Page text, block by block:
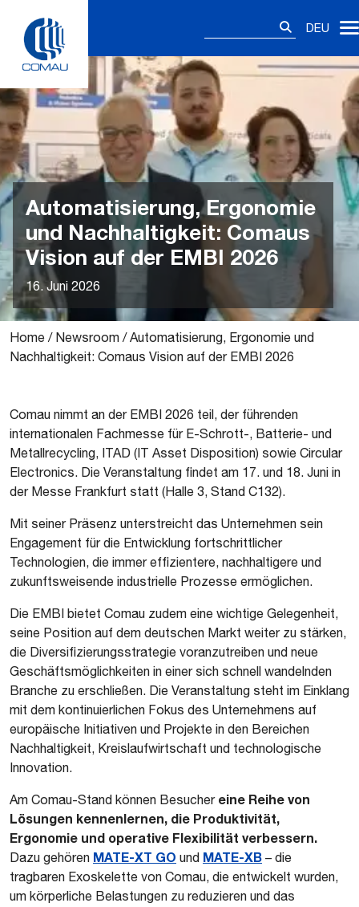
content
DEU
Automatisierung, Ergonomie
und Nachhaltigkeit: Comaus
Vision auf der EMBI 2026
16. Juni 2026
Home / Newsroom /Automatisierung, Ergonomie und
Nachhaltigkeit: Comaus Vision auf der EMBI 2026
Comau nimmt an der EMBI 2026 teil, der führenden
internationalen Fachmesse für E-Schrott-, Batterie- und
Metallrecycling, ITAD (IT Asset Disposition) sowie Circular
Electronics. Die Veranstaltung findet am 17. und 18. Juni in
der Messe Frankfurt statt (Halle 3, Stand C132).
Mit seiner Präsenz unterstreicht das Unternehmen sein
Engagement für die Entwicklung fortschrittlicher
Technologien, die immer effizientere, nachhaltigere und
zukunftsweisende industrielle Prozesse ermöglichen.
Die EMBI bietet Comau zudem eine wichtige Gelegenheit,
seine Position auf dem deutschen Markt weiter zu stärken,
die Diversifizierungsstrategie voranzutreiben und neue
Geschäftsmöglichkeiten in einer sich schnell wandelnden
Branche zu erschließen. Die Veranstaltung steht im Einklang
mit dem kontinuierlichen Fokus des Unternehmens auf
europäische Initiativen und Projekte in den Bereichen
Nachhaltigkeit, Kreislaufwirtschaft und technologische
Innovation.
Am Comau-Stand können Besucher eine Reihe von
Lösungen kennenlernen, die Produktivität,
Ergonomie und operative Flexibilität verbessern.
Dazu gehören MATE-XT GO und MATE-XB – die
tragbaren Exoskelette von Comau, die entwickelt wurden,
um körperliche Belastungen zu reduzieren und das